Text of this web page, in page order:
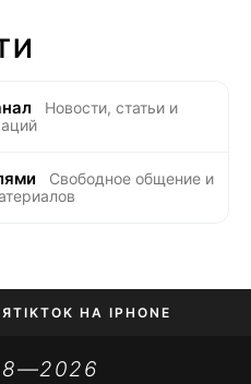
Новости, статьи и
Свободное общение и
TIKTOK НА IPHONE